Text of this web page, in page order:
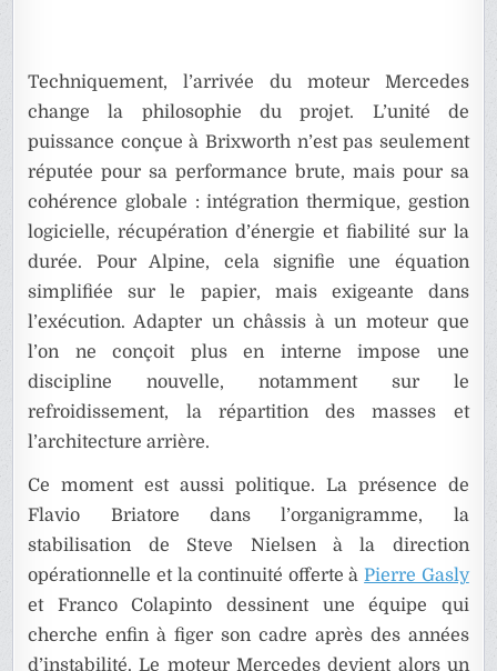
Techniquement, l’arrivée du moteur Mercedes
change la philosophie du projet. L’unité de
puissance conçue à Brixworth n’est pas seulement
réputée pour sa performance brute, mais pour sa
cohérence globale : intégration thermique, gestion
logicielle, récupération d’énergie et fiabilité sur la
durée. Pour Alpine, cela signifie une équation
simplifiée sur le papier, mais exigeante dans
l’exécution. Adapter un châssis à un moteur que
l’on ne conçoit plus en interne impose une
discipline nouvelle, notamment sur le
refroidissement, la répartition des masses et
l’architecture arrière.
Ce moment est aussi politique. La présence de
Flavio Briatore dans l’organigramme, la
stabilisation de Steve Nielsen à la direction
opérationnelle et la continuité offerte à Pierre Gasly
et Franco Colapinto dessinent une équipe qui
cherche enfin à figer son cadre après des années
d’instabilité. Le moteur Mercedes devient alors un